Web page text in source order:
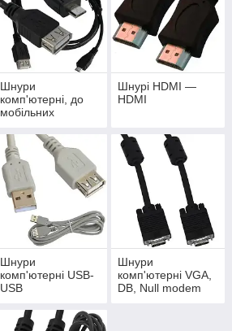
Шнури
комп'ютерні, до
мобільних
Шнурі HDMI —
HDMI
Шнури
комп'ютерні USB-
USB
Шнури
комп'ютерні VGA,
DB, Null modem